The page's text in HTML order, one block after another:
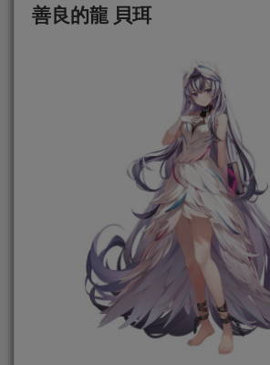
善良的龍 貝珥